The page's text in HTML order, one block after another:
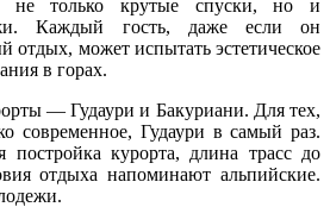
только крутые спуски, но и
Каждый гость, даже если он
отдых, может испытать эстетическое
в горах.
— Гудаури и Бакуриани. Для тех,
современное, Гудаури в самый раз.
постройка курорта, длина трасс до
отдыха напоминают альпийские.